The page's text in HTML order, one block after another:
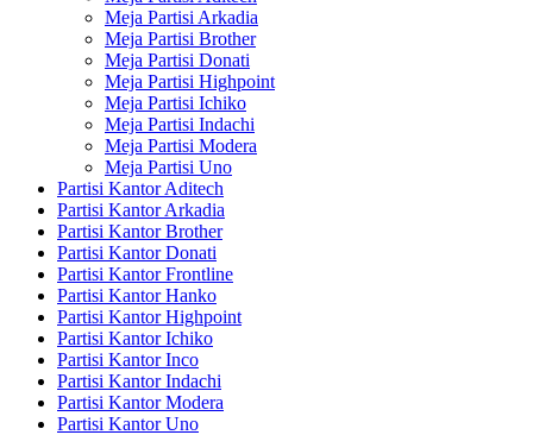
Meja Partisi Arkadia
Meja Partisi Brother
Meja Partisi Donati
Meja Partisi Highpoint
Meja Partisi Ichiko
Meja Partisi Indachi
Meja Partisi Modera
Meja Partisi Uno
Partisi Kantor Aditech
Partisi Kantor Arkadia
Partisi Kantor Brother
Partisi Kantor Donati
Partisi Kantor Frontline
Partisi Kantor Hanko
Partisi Kantor Highpoint
Partisi Kantor Ichiko
Partisi Kantor Inco
Partisi Kantor Indachi
Partisi Kantor Modera
Partisi Kantor Uno